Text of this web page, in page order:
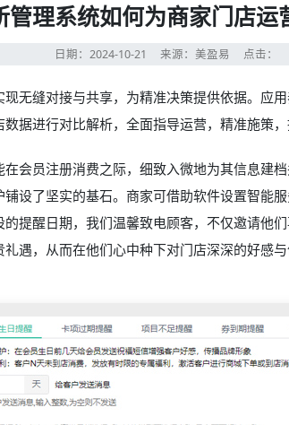
管理系统如何为商家门店运
日期：2024-10-21 来源：美盈易 点击：
无缝对接与共享，为精准决策提供依据。应
据进行对比解析，全面指导运营，精准施策，
在会员注册消费之际，细致入微地为其信息建
设了坚实的基石。商家可借助软件设置智能
提醒日期，我们温馨致电顾客，不仅邀请他
遇，从而在他们心中种下对门店深深的好感